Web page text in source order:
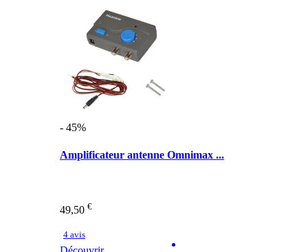
- 45%
Amplificateur antenne Omnimax ...
49,50 €
4 avis